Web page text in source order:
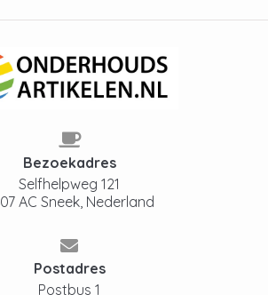
Bezoekadres
Selfhelpweg 121
AC Sneek, Nederland
Postadres
Postbus 1